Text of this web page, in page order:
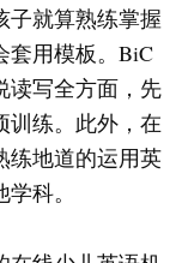
子就算熟练掌握
套用模板。BiC
读写全方面，先
训练。此外，在
练地道的运用英
科。